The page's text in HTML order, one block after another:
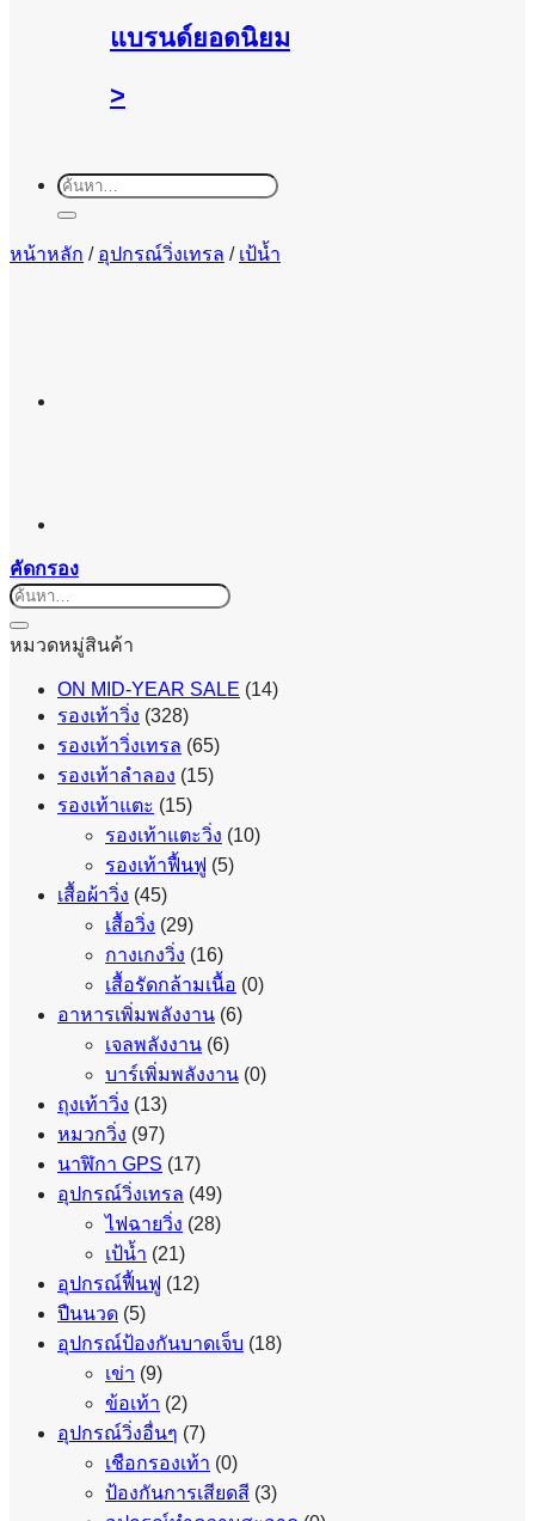
แบรนด์ยอดนิยม
>
ค้นหา:
หน้าหลัก / อุปกรณ์วิ่งเทรล / เป้น้ำ
คัดกรอง
ค้นหา:
หมวดหมู่สินค้า
ON MID-YEAR SALE (14)
รองเท้าวิ่ง (328)
รองเท้าวิ่งเทรล (65)
รองเท้าลำลอง (15)
รองเท้าแตะ (15)
รองเท้าแตะวิ่ง (10)
รองเท้าฟื้นฟู (5)
เสื้อผ้าวิ่ง (45)
เสื้อวิ่ง (29)
กางเกงวิ่ง (16)
เสื้อรัดกล้ามเนื้อ (0)
อาหารเพิ่มพลังงาน (6)
เจลพลังงาน (6)
บาร์เพิ่มพลังงาน (0)
ถุงเท้าวิ่ง (13)
หมวกวิ่ง (97)
นาฬิกา GPS (17)
อุปกรณ์วิ่งเทรล (49)
ไฟฉายวิ่ง (28)
เป้น้ำ (21)
อุปกรณ์ฟื้นฟู (12)
ปืนนวด (5)
อุปกรณ์ป้องกันบาดเจ็บ (18)
เข่า (9)
ข้อเท้า (2)
อุปกรณ์วิ่งอื่นๆ (7)
เชือกรองเท้า (0)
ป้องกันการเสียดสี (3)